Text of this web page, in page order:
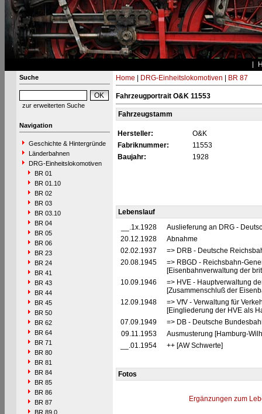
Suche
zur erweiterten Suche
Navigation
Geschichte & Hintergründe
Länderbahnen
DRG-Einheitslokomotiven
BR 01
BR 01.10
BR 02
BR 03
BR 03.10
BR 04
BR 05
BR 06
BR 23
BR 24
BR 41
BR 43
BR 44
BR 45
BR 50
BR 62
BR 64
BR 71
BR 80
BR 81
BR 84
BR 85
BR 86
BR 87
BR 89.0
Home DRG-Einheitslokomotiven BR 87
Fahrzeugportrait O&K 11553
Fahrzeugstamm
Hersteller:
O&K
Fabriknummer:
11553
Baujahr:
1928
Lebenslauf
__.1x.1928
Auslieferung an DRG -
20.12.1928
Abnahme
02.02.1937
=> DRB - Deutsche
20.08.1945
=> RBGD - Reichsbahn-
[Eisenbahnverwaltung der
10.09.1946
=> HVE - Hauptverwaltung
[Zusammenschluß der
12.09.1948
=> VfV - Verwaltung für
[Eingliederung der HVE als
07.09.1949
=> DB - Deutsche
09.11.1953
Ausmusterung [Hamburg-
__.01.1954
++ [AW Schwerte]
Fotos
Ergänzungen zum